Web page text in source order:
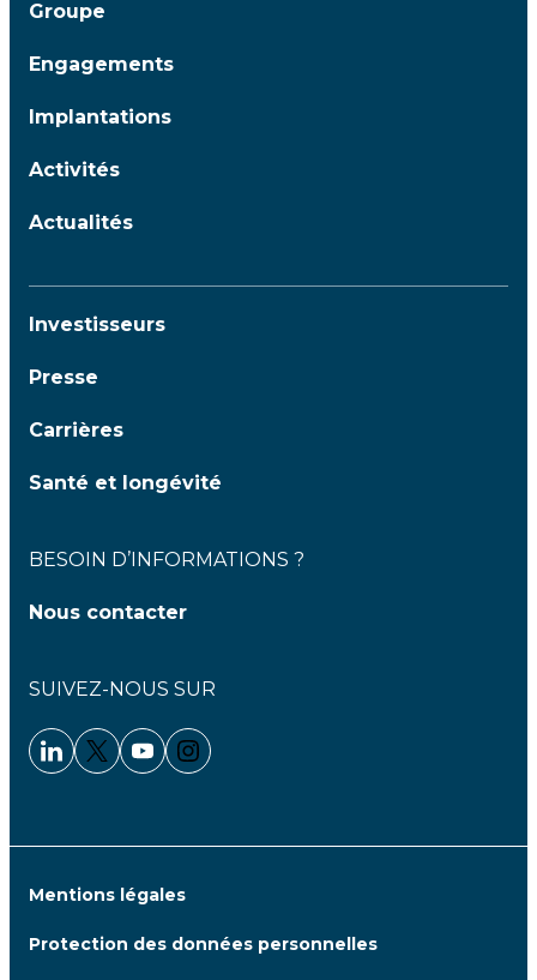
Groupe
Engagements
Implantations
Activités
Actualités
Investisseurs
Presse
Carrières
Santé et longévité
BESOIN D’INFORMATIONS ?
Nous contacter
SUIVEZ-NOUS SUR
Linkedin - Clariane
Twitter - Clariane
Youtube - Clariane
Instagram - Clariane
Mentions légales
Protection des données personnelles